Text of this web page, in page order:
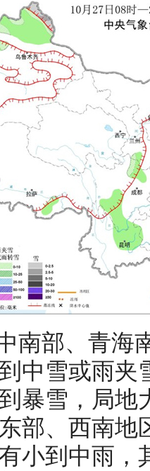
南部、青海
中雪或雨夹
暴雪，局地
部、西南地
小到中雨，